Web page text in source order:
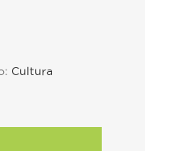
Cultura